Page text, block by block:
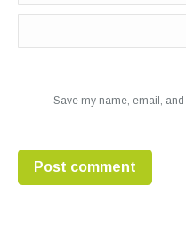
Save my name, email,
Post comment